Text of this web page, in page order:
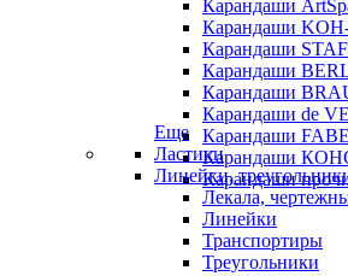
Карандаши
Карандаши
Карандаши
Карандаши
Карандаши
Карандаши de
Карандаши
Карандаши
Карандаши
Еще
Ластики
Линейки,
Лекала,
Линейки
Транспортиры
Треугольники